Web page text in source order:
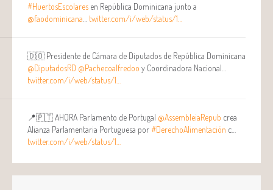
#HuertosEscolares en República Dominicana junto a
@faodominicana
twitter.com/i/web/status/1…
🇩🇴 Presidente de Cámara de Diputados de República Dominicana
@DiputadosRD @Pachecoalfredoo y Coordinadora Nacional…
twitter.com/i/web/status/1…
📍🇵🇹 AHORA Parlamento de Portugal @AssembleiaRepub crea
Alianza Parlamentaria Portuguesa por#DerechoAlimentación c…
twitter.com/i/web/status/1…